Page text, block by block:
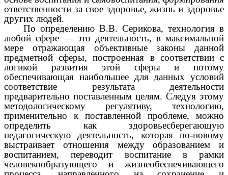
ответственности за свое здоровье, жизнь и здоровье
других людей.
По определению В.В. Серикова, технология в
любой сфере — это деятельность, в максимальной
мере отражающая объективные законы данной
предметной сферы, построенная в соответствии с
логикой развития этой сферы и потому
обеспечивающая наибольшее для данных условий
соответствие результата деятельности
предварительно поставленным целям. Следуя этому
методологическому регулятиву, технологию,
применительно к поставленной проблеме, можно
определить как здоровьесберегающую
педагогическую деятельность, которая по-новому
выстраивает отношения между образованием и
воспитанием, переводит воспитание в рамки
человекообразующего и жизнеобеспечивающего